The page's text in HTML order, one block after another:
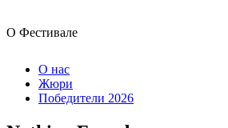
О Фестивале
О нас
Жюри
Победители 2026